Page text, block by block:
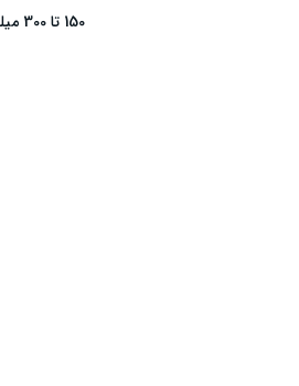
150 تا 300 میلی‌گرم